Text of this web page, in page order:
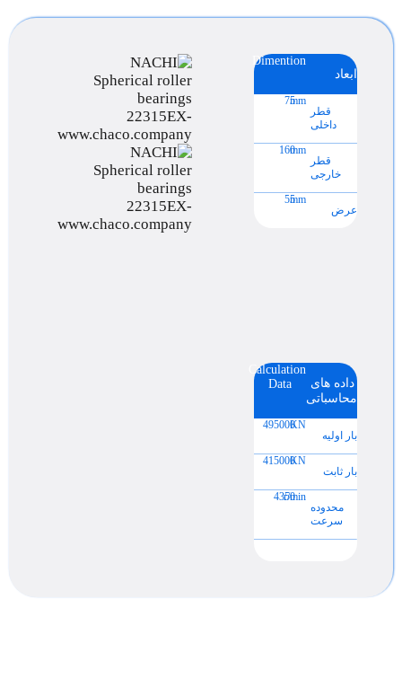
ابعاد
Dimention
قطر
داخلی
mm
75
قطر
خارجی
mm
160
عرض
mm
55
داده های
محاسباتی
Calculation
Data
بار اولیه
KN
495000
بار ثابت
KN
415000
محدوده
سرعت
r/min
4350